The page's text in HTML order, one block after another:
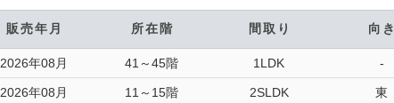
販売年月 所在階 間取り 向き
2026年08月 41～45階 1LDK -
2026年08月 11～15階 2SLDK 東